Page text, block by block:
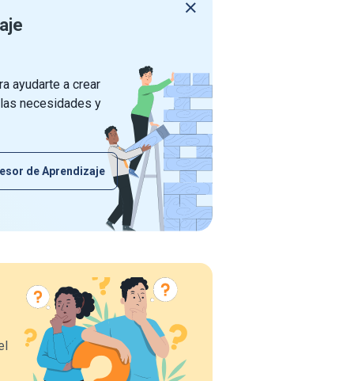
ayudarte a crear
necesidades y
de Aprendizaje